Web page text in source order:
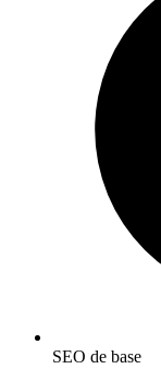
SEO de base